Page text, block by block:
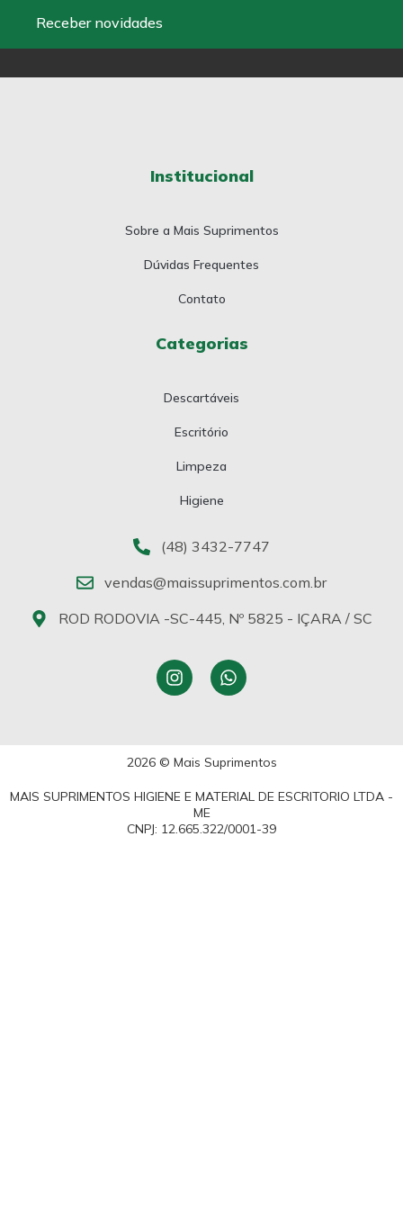
Receber novidades
Institucional
Sobre a Mais Suprimentos
Dúvidas Frequentes
Contato
Categorias
Descartáveis
Escritório
Limpeza
Higiene
(48) 3432-7747
vendas@maissuprimentos.com.br
ROD RODOVIA -SC-445, Nº 5825 - IÇARA / SC
2026 © Mais Suprimentos
MAIS SUPRIMENTOS HIGIENE E MATERIAL DE ESCRITORIO LTDA -
ME
CNPJ: 12.665.322/0001-39